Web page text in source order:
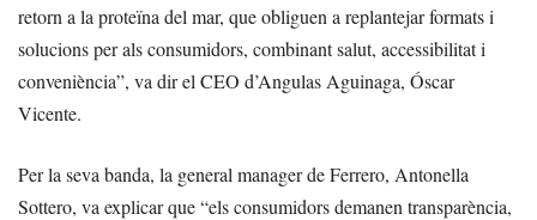
retorn a la proteïna del mar, que obliguen a replantejar formats i
solucions per als consumidors, combinant salut, accessibilitat i
conveniència”, va dir el CEO d’Angulas Aguinaga, Óscar
Vicente.
Per la seva banda, la general manager de Ferrero, Antonella
Sottero, va explicar que “els consumidors demanen transparència,